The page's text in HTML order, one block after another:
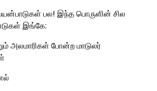
பல! இந்த பொருளின் சில
இங்கே:
அலமாரிகள் போன்ற மாடுலர்